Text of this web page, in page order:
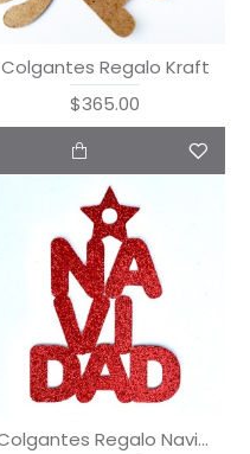
Colgantes Regalo Kraft
$365.00
Colgantes Regalo Navidad